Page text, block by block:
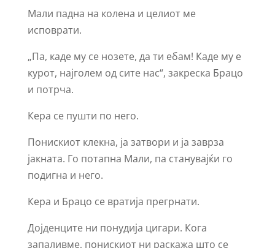
Мали падна на колена и целиот ме
исповрати.
„Па, каде му се нозете, да ти ебам! Каде му е
курот, најголем од сите нас“, закреска Брацо
и потрча.
Кера се пушти по него.
Понискиот клекна, ја затвори и ја заврза
јакната. Го потапна Мали, па станувајќи го
подигна и него.
Кера и Брацо се вратија прегрнати.
Дојденците ни понудија цигари. Кога
запаливме, понискиот ни раскажа што се